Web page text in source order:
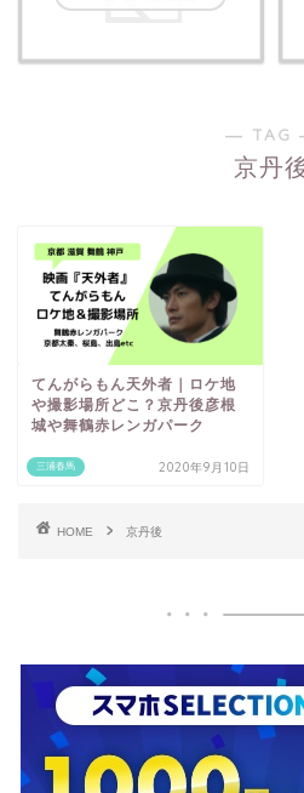
― TAG
京丹
三浦春馬
てんがらもん天外者｜ロケ地
や撮影場所どこ？京丹後彦根
城や舞鶴赤レンガパーク
2020年9月10日
HOME 京丹後